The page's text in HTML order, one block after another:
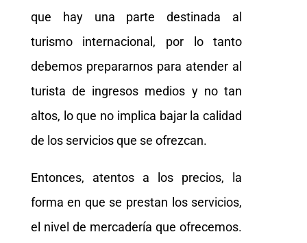
que hay una parte destinada al
turismo internacional, por lo tanto
debemos prepararnos para atender al
turista de ingresos medios y no tan
altos, lo que no implica bajar la calidad
de los servicios que se ofrezcan.
Entonces, atentos a los precios, la
forma en que se prestan los servicios,
el nivel de mercadería que ofrecemos.